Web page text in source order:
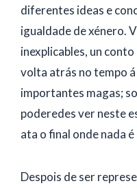
diferentes ideas e
igualdade de xénero.
inexplicables, un
volta atrás no tempo
importantes magas;
poderedes ver neste
ata o final onde nada
Despois de ser